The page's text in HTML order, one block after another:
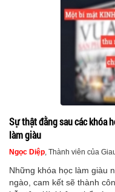
Sự thật đằng sau các khóa
làm giàu
Ngọc Diệp, Thành viên của
Những khóa học làm giàu
ngào, cam kết sẽ thành